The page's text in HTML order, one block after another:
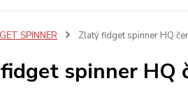
SPINNER Zlatý fidget spinner HQ
spinner HQ